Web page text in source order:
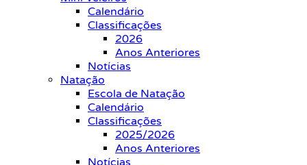
Calendário
Classificações
2026
Anos Anteriores
Notícias
Natação
Escola de Natação
Calendário
Classificações
2025/2026
Anos Anteriores
Notícias